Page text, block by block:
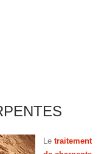
Le traitement